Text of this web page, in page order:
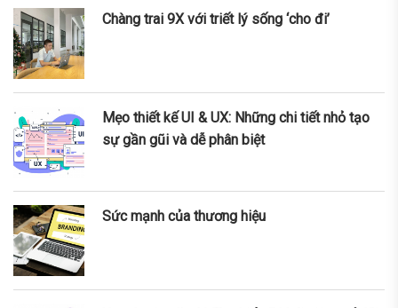
Chàng trai 9X với triết lý sống ‘cho đi’
Mẹo thiết kế UI & UX: Những chi tiết nhỏ tạo
sự gần gũi và dễ phân biệt
Sức mạnh của thương hiệu